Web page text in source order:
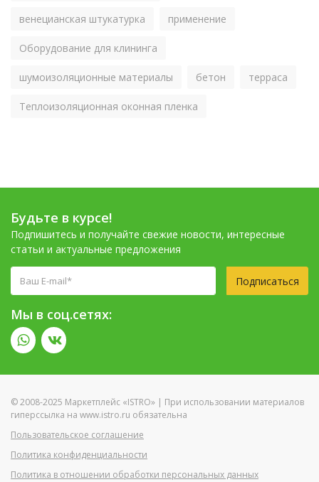
венецианская штукатурка применение
Оборудование для клининга
шумоизоляционные материалы бетон терраса
Теплоизоляционная оконная пленка
Будьте в курсе!
Подпишитесь и получайте свежие новости, интересные
статьи и актуальные предложения
Подписаться
Мы в соц.сетях:
© 2008-2025 Маркетплейс «ISTRO» | При использовании материалов
гиперссылка на www.istro.ru обязательна
Пользовательское соглашение
Политика конфиденциальности
Политика в отношении обработки персональных данных